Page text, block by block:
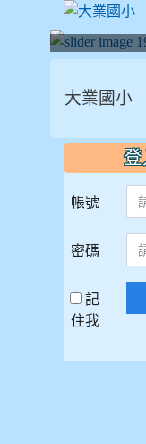
大業國小
::: 登
帳號
密碼
記
住我